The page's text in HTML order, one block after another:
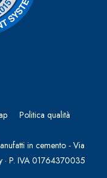
Politica qualità
in cemento - Via
P. IVA 01764370035